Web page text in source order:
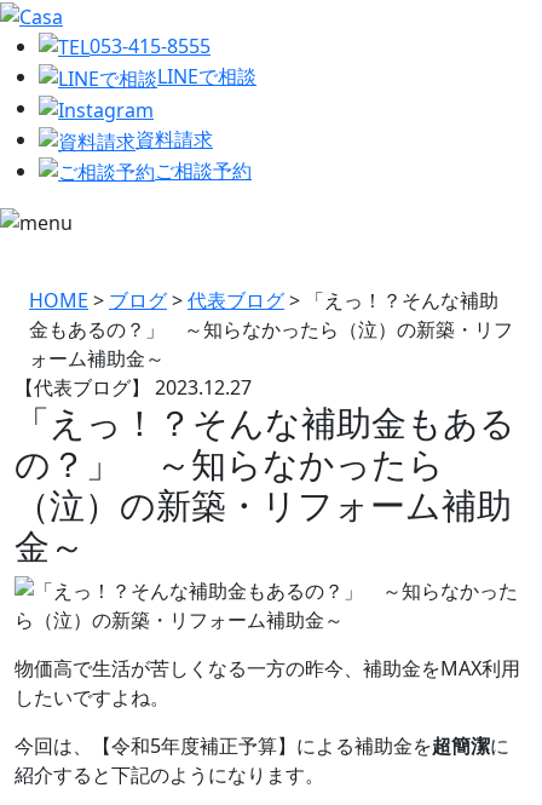
053-415-8555
LINEで相談
資料請求
ご相談予約
HOME > ブログ>代表ブログ> 「えっ！？そんな補助
金もあるの？」 ～知らなかったら（泣）の新築・リフ
ォーム補助金～
【代表ブログ】 2023.12.27
「えっ！？そんな補助金もある
の？」 ～知らなかったら
（泣）の新築・リフォーム補助
金～
物価高で生活が苦しくなる一方の昨今、補助金をMAX利用
したいですよね。
今回は、【令和5年度補正予算】による補助金を超簡潔に
紹介すると下記のようになります。